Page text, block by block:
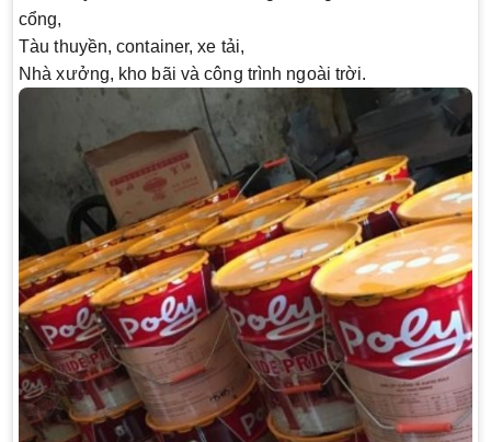
cổng,
Tàu thuyền, container, xe tải,
Nhà xưởng, kho bãi và công trình ngoài trời.